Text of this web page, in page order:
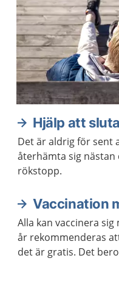
Hjälp att
Det är aldrig för sent
återhämta sig
rökstopp.
Vaccination
Alla kan vaccinera
år rekommenderas
det är gratis. Det